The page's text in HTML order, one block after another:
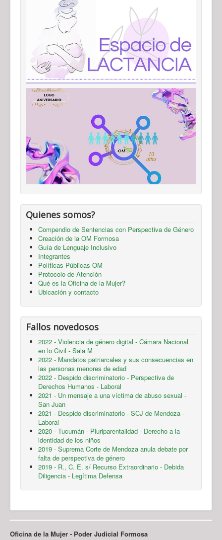
Quienes somos?
Compendio de Sentencias con Perspectiva de Género
Creación de la OM Formosa
Guía de Lenguaje Inclusivo
Integrantes
Políticas Públicas OM
Protocolo de Atención
Qué es la Oficina de la Mujer?
Ubicación y contacto
Fallos novedosos
2022 - Violencia de género digital - Cámara Nacional
en lo Civil - Sala M
2022 - Mandatos patriarcales y sus consecuencias en
las personas menores de edad
2022 - Despido discriminatorio - Perspectiva de
Derechos Humanos - Laboral
2021 - Un mensaje a una víctima de abuso sexual -
San Juan
2021 - Despido discriminatorio - SCJ de Mendoza -
Laboral
2020 - Tucumán - Pluriparentalidad - Derecho a la
identidad de los niños
2019 - Suprema Corte de Mendoza anula debate por
falta de perspectiva de género
2019 - R., C. E. s/ Recurso Extraordinario - Debida
Diligencia - Legítima Defensa
Oficina de la Mujer - Poder Judicial Formosa